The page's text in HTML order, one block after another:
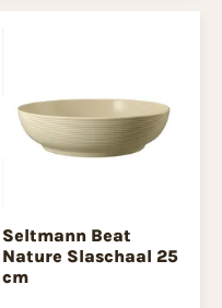
Seltmann Beat
Nature Slaschaal 25
cm